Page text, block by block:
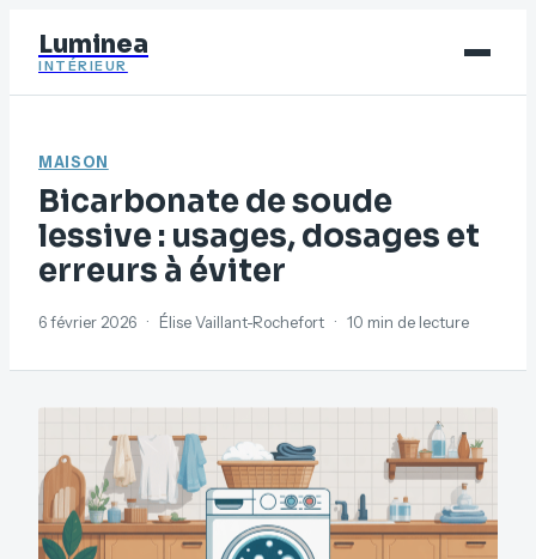
Luminea
INTÉRIEUR
Déco
Immobilier
Jardinage
MAISON
Bicarbonate de soude
lessive : usages, dosages et
erreurs à éviter
6 février 2026 · Élise Vaillant-Rochefort · 10 min de lecture